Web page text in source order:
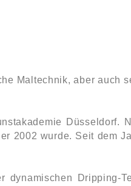
Maltechnik, aber auch
Düsseldorf.
2002 wurde. Seit dem
dynamischen Dripping-